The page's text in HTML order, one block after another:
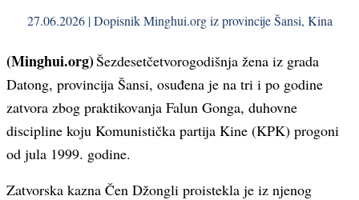
27.06.2026 | Dopisnik Minghui.org iz provincije Šansi, Kina
(Minghui.org)Šezdesetčetvorogodišnja žena iz grada
Datong, provincija Šansi, osuđena je na tri i po godine
zatvora zbog praktikovanja Falun Gonga, duhovne
discipline koju Komunistička partija Kine (KPK) progoni
od jula 1999. godine.
Zatvorska kazna Čen Džongli proistekla je iz njenog